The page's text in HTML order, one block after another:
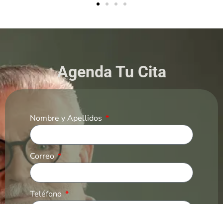
Agenda Tu Cita
Nombre y Apellidos
Correo
Teléfono